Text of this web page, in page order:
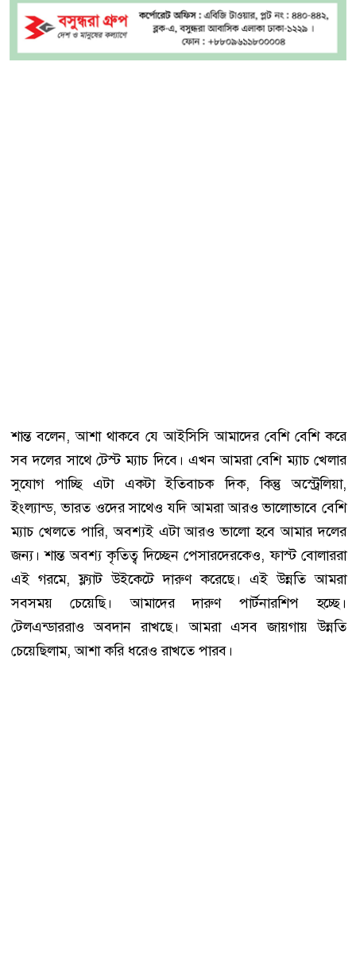
শান্ত বলেন, আশা থাকবে যে আইসিসি আমাদের বেশি বেশি করে
সব দলের সাথে টেস্ট ম্যাচ দিবে। এখন আমরা বেশি ম্যাচ খেলার
সুযোগ পাচ্ছি এটা একটা ইতিবাচক দিক, কিন্তু অস্ট্রেলিয়া,
ইংল্যান্ড, ভারত ওদের সাথেও যদি আমরা আরও ভালোভাবে বেশি
ম্যাচ খেলতে পারি, অবশ্যই এটা আরও ভালো হবে আমার দলের
জন্য। শান্ত অবশ্য কৃতিত্ব দিচ্ছেন পেসারদেরকেও, ফাস্ট বোলাররা
এই গরমে, ফ্ল্যাট উইকেটে দারুণ করেছে। এই উন্নতি আমরা
সবসময় চেয়েছি। আমাদের দারুণ পার্টনারশিপ হচ্ছে।
টেলএন্ডাররাও অবদান রাখছে। আমরা এসব জায়গায় উন্নতি
চেয়েছিলাম, আশা করি ধরেও রাখতে পারব।